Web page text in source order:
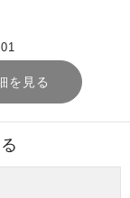
を見る